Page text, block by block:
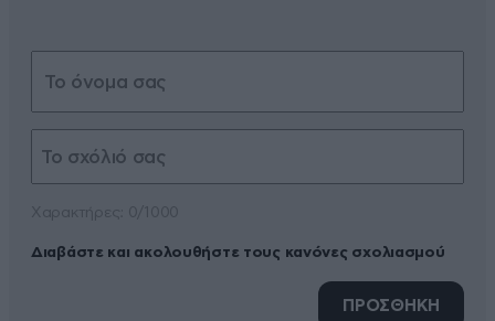
Διαβάστε και ακολουθήστε τους κανόνες σχολιασμού
ΠΡΟΣΘΗΚΗ